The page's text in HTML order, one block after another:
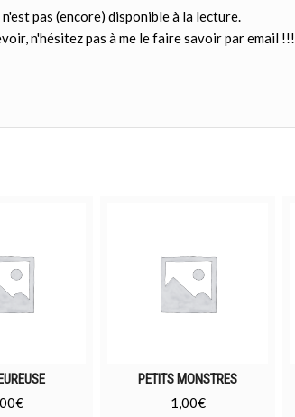
pas (encore) disponible à la lecture.
n'hésitez pas à me le faire savoir par email !!!.
€
PETITS MONSTRES
1,00€